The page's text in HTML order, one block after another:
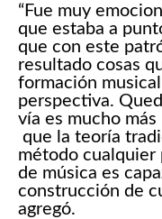
“Fue muy
que estaba a
que con este
resultado cosas
formación
perspectiva.
vía es mucho
que la teoría
método cualquier
de música es
construcción de
agregó.